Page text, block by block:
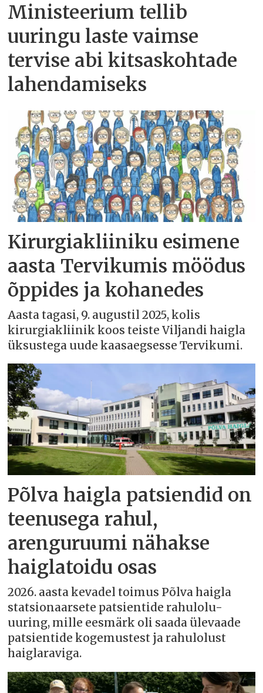
Ministeerium tellib
uuringu laste vaimse
tervise abi kitsaskohtade
lahendamiseks
Kirurgiakliiniku esimene
aasta Tervikumis möödus
õppides ja kohanedes
Aasta tagasi, 9. augustil 2025, kolis
kirurgiakliinik koos teiste Viljandi haigla
üksustega uude kaasaegsesse Tervikumi.
Põlva haigla patsiendid on
teenusega rahul,
arenguruumi nähakse
haiglatoidu osas
2026. aasta kevadel toimus Põlva haigla
statsionaarsete patsientide rahulolu-
uuring, mille eesmärk oli saada ülevaade
patsientide kogemustest ja rahulolust
haiglaraviga.